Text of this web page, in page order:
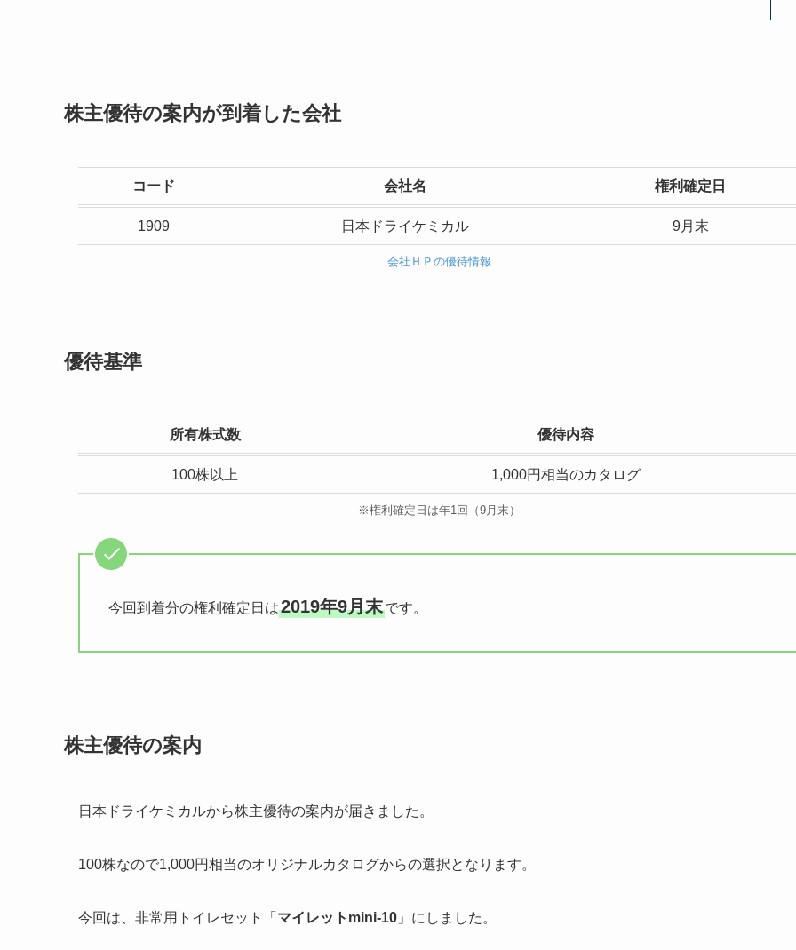
株主優待の案内が到着した会社
コード 会社名 権利確定日
1909 日本ドライケミカル 9月末
会社ＨＰの優待情報
優待基準
所有株式数 優待内容
100株以上 1,000円相当のカタログ
※権利確定日は年1回（9月末）
今回到着分の権利確定日は2019年9月末です。
株主優待の案内
日本ドライケミカルから株主優待の案内が届きました。
100株なので1,000円相当のオリジナルカタログからの選択となります。
今回は、非常用トイレセット「 マイレットmini-10 」にしました。